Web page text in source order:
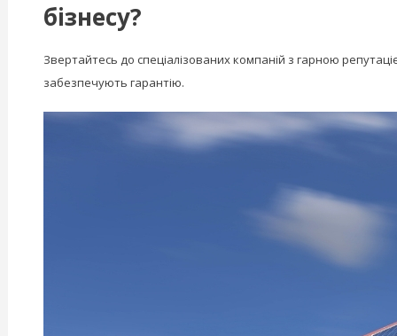
бізнесу?
Звертайтесь до спеціалізованих компаній з гарною
забезпечують гарантію.